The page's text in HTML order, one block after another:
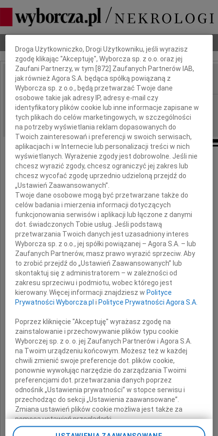
IMIĘ I NAZWISKO:
REGION: Zielona Góra
DATA EMISJI: 06.04.2018
Panu
Robertowi Dowhanowi
Senatorowi Rzeczypospolitej Polskiej
wyrazy głębokiego współczucia
z powodu śmierci
Ojca
składają
Elżbieta Anna Polak
Marszałek Województwa Lubuskiego
Dbamy o Twoją prywatność
Droga Użytkowniczko, Drogi Użytkowniku, jeśli wyrazisz
zgodę klikając "Akceptuję", Wyborcza sp. z o.o. oraz jej
Zaufani Partnerzy, w tym [872 ] Zaufanych Partnerów IAB,
jak również Agora S.A. będąca spółką powiązaną z
Wyborcza sp. z o.o., będą przetwarzać Twoje dane
osobowe takie jak adresy IP, adresy e-mail czy
identyfikatory plików cookie lub inne informacje zapisane w
tych plikach do celów marketingowych, w szczególności
na potrzeby wyświetlania reklam dopasowanych do
Twoich zainteresowań i preferencji w swoich serwisach,
aplikacjach i w Internecie lub personalizacji treści w nich
wyświetlanych. Wyrażenie zgody jest dobrowolne. Jeśli nie
chcesz wyrazić zgody, chcesz ograniczyć jej zakres lub
chcesz wycofać zgodę uprzednio udzieloną przejdź do
„Ustawień Zaawansowanych”.
Twoje dane osobowe mogą być przetwarzane także do
celów badania i mierzenia informacji dotyczących
funkcjonowania serwisów i aplikacji lub łączone z danymi
dot. świadczonych Tobie usług. Jeśli podstawą
przetwarzania Twoich danych jest uzasadniony interes
Wyborcza sp. z o.o., jej spółki powiązanej – Agora S.A. – lub
Zaufanych Partnerów, masz prawo wyrazić sprzeciw. Aby
to zrobić przejdź do „Ustawień Zaawansowanych” lub
skontaktuj się z administratorem – w zależności od
zakresu sprzeciwu i podmiotu, wobec którego jest
kierowany. Więcej informacji znajdziesz w Polityce
Prywatności Wyborcza.pl i Polityce Prywatności Agora S.A.
Poprzez kliknięcie "Akceptuję" wyrażasz zgodę na
zainstalowanie i przechowywanie plików typu cookie
Wyborczej sp. z o. o. jej Zaufanych Partnerów i Agora S.A.
na Twoim urządzeniu końcowym. Możesz też w każdej
chwili zmienić swoje preferencje dot. plików cookie,
ponownie wywołując narzędzie do zarządzania Twoimi
preferencjami dot. przetwarzania danych poprzez
odnośnik „Ustawienia prywatności” w stopce serwisu i
przechodząc do sekcji „Ustawienia zaawansowane”.
Zmiana ustawień plików cookie możliwa jest także za
pomocą ustawień przeglądarki.